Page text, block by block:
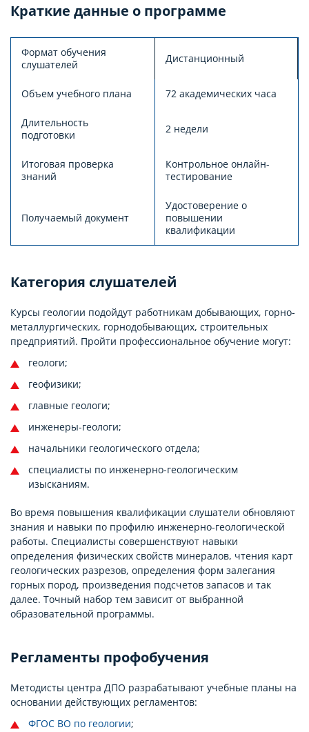
Краткие данные о программе
Формат обучения
слушателей
Дистанционный
Объем учебного плана 72 академических часа
Длительность
подготовки
2 недели
Итоговая проверка
знаний
Контрольное онлайн-
тестирование
Получаемый документ
Удостоверение о
повышении
квалификации
Категория слушателей
Курсы геологии подойдут работникам добывающих, горно-
металлургических, горнодобывающих, строительных
предприятий. Пройти профессиональное обучение могут:
геологи;
геофизики;
главные геологи;
инженеры-геологи;
начальники геологического отдела;
специалисты по инженерно-геологическим
изысканиям.
Во время повышения квалификации слушатели обновляют
знания и навыки по профилю инженерно-геологической
работы. Специалисты совершенствуют навыки
определения физических свойств минералов, чтения карт
геологических разрезов, определения форм залегания
горных пород, произведения подсчетов запасов и так
далее. Точный набор тем зависит от выбранной
образовательной программы.
Регламенты профобучения
Методисты центра ДПО разрабатывают учебные планы на
основании действующих регламентов:
ФГОС ВО по геологии;